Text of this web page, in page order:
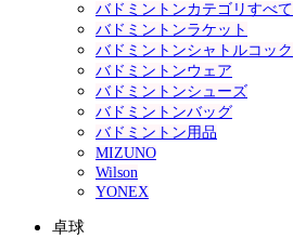
バドミントンカテゴリすべて
バドミントンラケット
バドミントンシャトルコック
バドミントンウェア
バドミントンシューズ
バドミントンバッグ
バドミントン用品
MIZUNO
Wilson
YONEX
卓球